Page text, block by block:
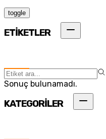
toggle
ETİKETLER
Sonuç bulunamadı.
KATEGORİLER